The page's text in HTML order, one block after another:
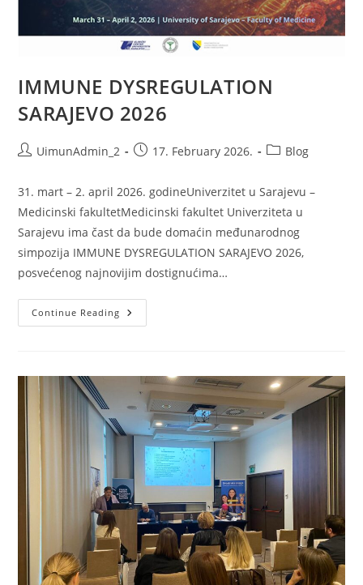
IMMUNE DYSREGULATION
SARAJEVO 2026
PostUimunAdmin_2
Post17. February 2026.
PostBlog
31. mart – 2. april 2026. godineUniverzitet u Sarajevu –
Medicinski fakultetMedicinski fakultet Univerziteta u
Sarajevu ima čast da bude domaćin međunarodnog
simpozija IMMUNE DYSREGULATION SARAJEVO 2026,
posvećenog najnovijim dostignućima…
Continue Reading IMMUNE
DYSREGULATION